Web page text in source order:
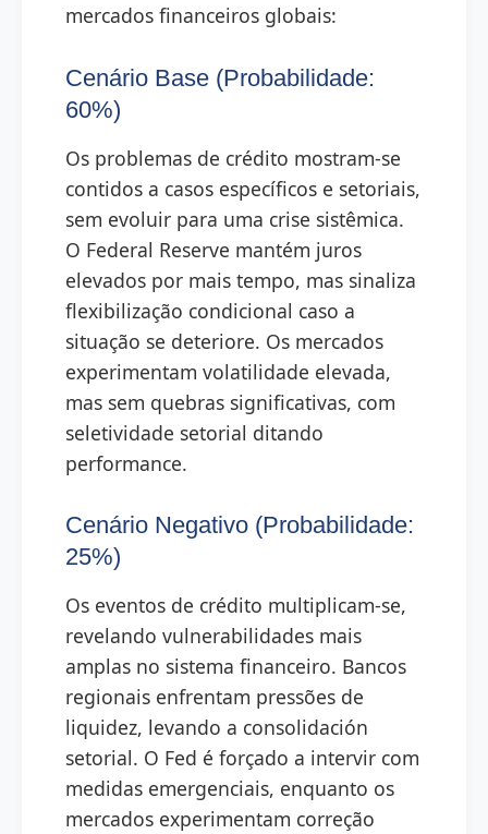
mercados financeiros globais:
Cenário Base (Probabilidade:
60%)
Os problemas de crédito mostram-se
contidos a casos específicos e setoriais,
sem evoluir para uma crise sistêmica.
O Federal Reserve mantém juros
elevados por mais tempo, mas sinaliza
flexibilização condicional caso a
situação se deteriore. Os mercados
experimentam volatilidade elevada,
mas sem quebras significativas, com
seletividade setorial ditando
performance.
Cenário Negativo (Probabilidade:
25%)
Os eventos de crédito multiplicam-se,
revelando vulnerabilidades mais
amplas no sistema financeiro. Bancos
regionais enfrentam pressões de
liquidez, levando a consolidación
setorial. O Fed é forçado a intervir com
medidas emergenciais, enquanto os
mercados experimentam correção